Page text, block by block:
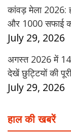
कांवड़ मेला 2026:
और 1000 सफाई
July 29, 2026
अगस्त 2026 में
देखें छुट्टियों की
July 29, 2026
हाल की खबरें